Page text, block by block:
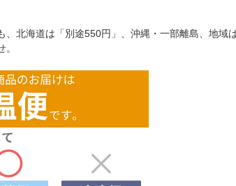
、北海道は「別途550円」、沖縄・一部離島、地域